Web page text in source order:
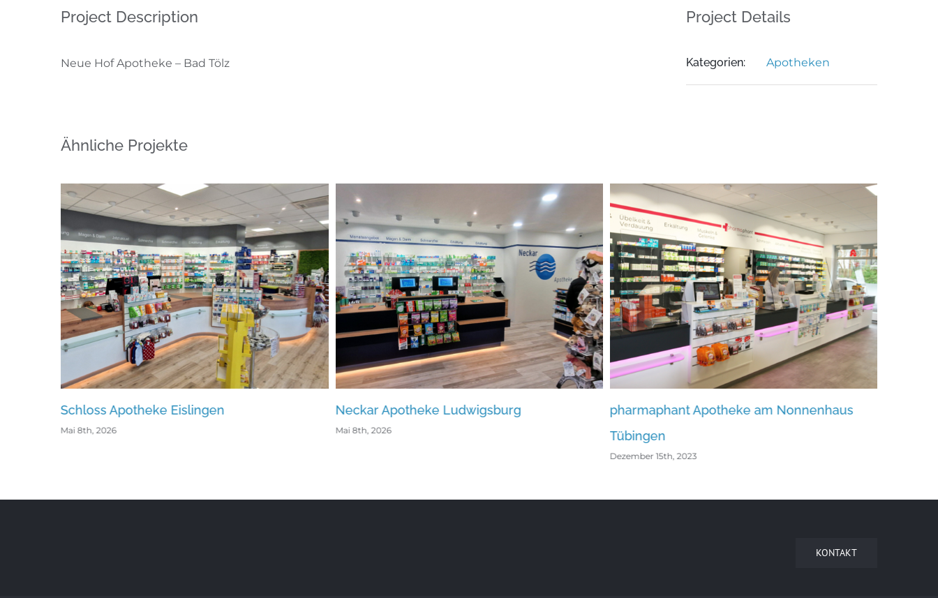
Project Description
Neue Hof Apotheke – Bad Tölz
Project Details
Kategorien: Apotheken
Ähnliche Projekte
Eislingen Neckar Apotheke Ludwigsburg
pharmaphant Apotheke am Nonnenhaus
Arnika-Apotheke Wegscheid
KONTAKT